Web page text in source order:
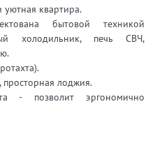
уютная квартира.
бытовой техникой
холодильник, печь СВЧ,
просторная лоджия.
- позволит эргономично